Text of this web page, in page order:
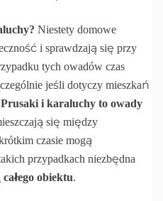
Niestety domowe
i sprawdzają się przy
tych owadów czas
jeśli dotyczy mieszkań
Prusaki i karaluchy to owady
się między
czasie mogą
przypadkach niezbędna
całego obiektu.